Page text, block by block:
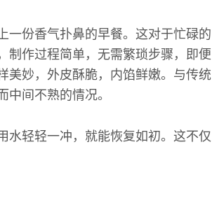
一份香气扑鼻的早餐。这对于忙碌的
制作过程简单，无需繁琐步骤，即便
美妙，外皮酥脆，内馅鲜嫩。与传统
间不熟的情况。
水轻轻一冲，就能恢复如初。这不仅